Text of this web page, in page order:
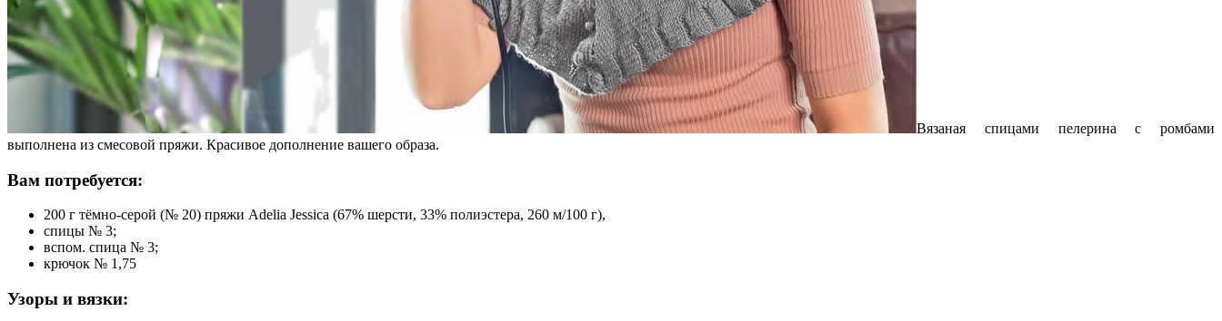
Вязаная спицами пелерина с ромбами
выполнена из смесовой пряжи. Красивое дополнение вашего образа.
Вам потребуется:
200 г тёмно-серой (№ 20) пряжи Adelia Jessica (67% шерсти, 33% полиэстера, 260 м/100 г),
спицы № 3;
вспом. спица № 3;
крючок № 1,75
Узоры и вязки: